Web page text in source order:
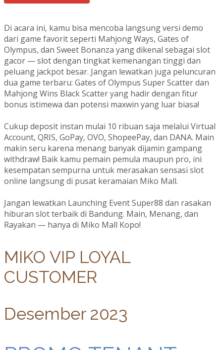
Di acara ini, kamu bisa mencoba langsung versi demo
dari game favorit seperti Mahjong Ways, Gates of
Olympus, dan Sweet Bonanza yang dikenal sebagai slot
gacor — slot dengan tingkat kemenangan tinggi dan
peluang jackpot besar. Jangan lewatkan juga peluncuran
dua game terbaru: Gates of Olympus Super Scatter dan
Mahjong Wins Black Scatter yang hadir dengan fitur
bonus istimewa dan potensi maxwin yang luar biasa!
Cukup deposit instan mulai 10 ribuan saja melalui Virtual
Account, QRIS, GoPay, OVO, ShopeePay, dan DANA. Main
makin seru karena menang banyak dijamin gampang
withdraw! Baik kamu pemain pemula maupun pro, ini
kesempatan sempurna untuk merasakan sensasi slot
online langsung di pusat keramaian Miko Mall.
Jangan lewatkan Launching Event Super88 dan rasakan
hiburan slot terbaik di Bandung. Main, Menang, dan
Rayakan — hanya di Miko Mall Kopo!
MIKO VIP LOYAL
CUSTOMER
Desember 2023